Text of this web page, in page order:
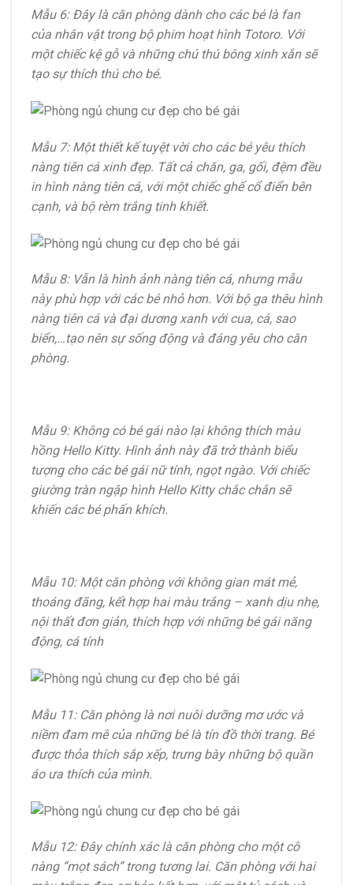
Mẫu 6: Đây là căn phòng dành cho các bé là fan
của nhân vật trong bộ phim hoạt hình Totoro. Với
một chiếc kệ gỗ và những chú thú bông xinh xắn sẽ
tạo sự thích thú cho bé.
Mẫu 7: Một thiết kế tuyệt vời cho các bé yêu thích
nàng tiên cá xinh đẹp. Tất cả chăn, ga, gối, đệm đều
in hình nàng tiên cá, với một chiếc ghế cổ điển bên
cạnh, và bộ rèm trắng tinh khiết.
Mẫu 8: Vẫn là hình ảnh nàng tiên cá, nhưng mẫu
này phù hợp với các bé nhỏ hơn. Với bộ ga thêu hình
nàng tiên cá và đại dương xanh với cua, cá, sao
biển,…tạo nên sự sống động và đáng yêu cho căn
phòng.
Mẫu 9: Không có bé gái nào lại không thích màu
hồng Hello Kitty. Hình ảnh này đã trở thành biểu
tượng cho các bé gái nữ tính, ngọt ngào. Với chiếc
giường tràn ngập hình Hello Kitty chắc chắn sẽ
khiến các bé phấn khích.
Mẫu 10: Một căn phòng với không gian mát mẻ,
thoáng đãng, kết hợp hai màu trắng – xanh dịu nhẹ,
nội thất đơn giản, thích hợp với những bé gái năng
động, cá tính
Mẫu 11: Căn phòng là nơi nuôi dưỡng mơ ước và
niềm đam mê của những bé là tín đồ thời trang. Bé
được thỏa thích sắp xếp, trưng bày những bộ quần
áo ưa thích của mình.
Mẫu 12: Đây chính xác là căn phòng cho một cô
nàng “mọt sách” trong tương lai. Căn phòng với hai